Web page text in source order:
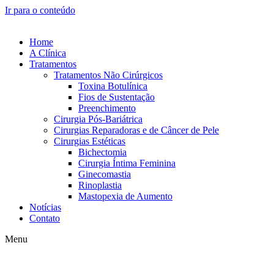
Ir para o conteúdo
Home
A Clínica
Tratamentos
Tratamentos Não Cirúrgicos
Toxina Botulínica
Fios de Sustentação
Preenchimento
Cirurgia Pós-Bariátrica
Cirurgias Reparadoras e de Câncer de Pele
Cirurgias Estéticas
Bichectomia
Cirurgia Íntima Feminina
Ginecomastia
Rinoplastia
Mastopexia de Aumento
Notícias
Contato
Menu